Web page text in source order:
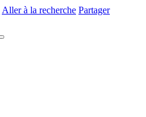
Aller à la recherche Partager